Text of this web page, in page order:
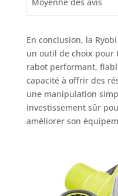
Moyenne des avis
En conclusion, la
un outil de choix pour
rabot performant,
capacité à offrir des
une manipulation
investissement sûr
améliorer son